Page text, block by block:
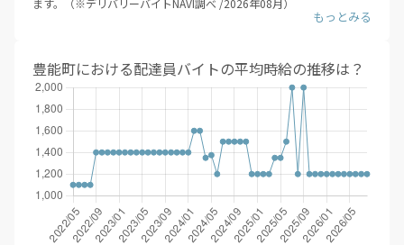
業務委託型（成果報酬型）のデリバリー配達員バイトでは、エリアや
豊能町における配達員バイトの平均時給の推移は？